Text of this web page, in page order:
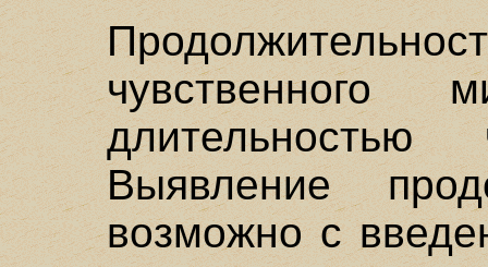
чувственного
длительностью
Выявление
возможно с